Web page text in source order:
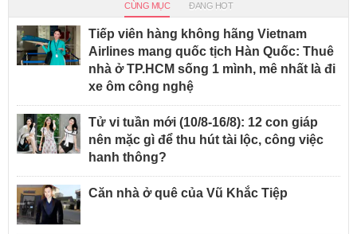
CÙNG MỤC ĐANG HOT
Tiếp viên hàng không hãng Vietnam
Airlines mang quốc tịch Hàn Quốc: Thuê
nhà ở TP.HCM sống 1 mình, mê nhất là đi
xe ôm công nghệ
Tử vi tuần mới (10/8-16/8): 12 con giáp
nên mặc gì để thu hút tài lộc, công việc
hanh thông?
Căn nhà ở quê của Vũ Khắc Tiệp